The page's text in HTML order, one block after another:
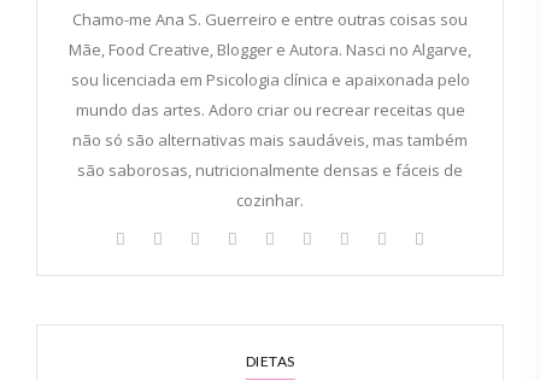
Chamo-me Ana S. Guerreiro e entre outras coisas sou
Mãe, Food Creative, Blogger e Autora. Nasci no Algarve,
sou licenciada em Psicologia clínica e apaixonada pelo
mundo das artes. Adoro criar ou recrear receitas que
não só são alternativas mais saudáveis, mas também
são saborosas, nutricionalmente densas e fáceis de
cozinhar.
DIETAS